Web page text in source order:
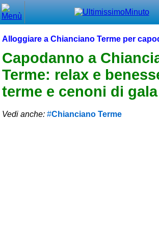
Alloggiare a Chianciano Terme per
Capodanno a
Terme: relax e
terme e cenoni di gala
Vedi anche: Chianciano Terme
Menù principale
⌂ Home
🕐 Last Minute
🕐 First Minute
🔍 Cerca